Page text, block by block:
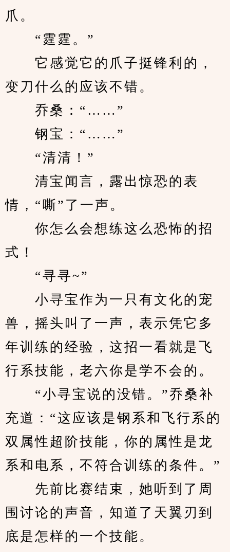
爪。
“霆霆。”
它感觉它的爪子挺锋利的，
变刀什么的应该不错。
乔桑：“……”
钢宝：“……”
“清清！”
清宝闻言，露出惊恐的表
情，“嘶”了一声。
你怎么会想练这么恐怖的招
式！
“寻寻~”
小寻宝作为一只有文化的宠
兽，摇头叫了一声，表示凭它多
年训练的经验，这招一看就是飞
行系技能，老六你是学不会的。
“小寻宝说的没错。”乔桑补
充道：“这应该是钢系和飞行系的
双属性超阶技能，你的属性是龙
系和电系，不符合训练的条件。”
先前比赛结束，她听到了周
围讨论的声音，知道了天翼刃到
底是怎样的一个技能。